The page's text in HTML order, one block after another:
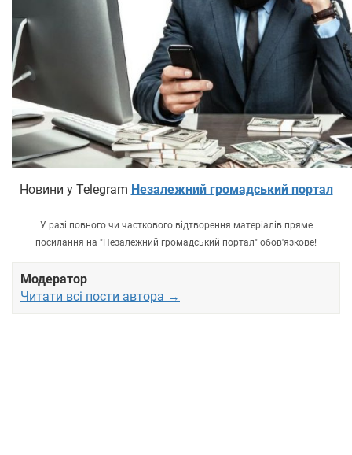
Новини у Telegram Незалежний громадський портал
У разі повного чи часткового відтворення матеріалів пряме
посилання на "Незалежний громадський портал" обов'язкове!
Модератор
Читати всі пости автора →